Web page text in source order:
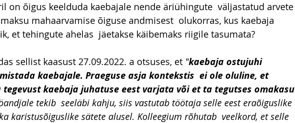
on õigus keelduda kaebajale nende äriühingute  väljastatud arvete
mahaarvamise õiguse andmisest  olukorras, kus kaebaja
et tehingute ahelas  jäetakse käibemaks riigile tasumata?
sellist kaasust 27.09.2022. a otsuses, et "kaebaja ostujuhi
kaebajale. Praeguse asja kontekstis  ei ole oluline, et
kaebaja juhatuse eest varjata või et ta tegutses omakasu
tekib  seeläbi kahju, siis vastutab töötaja selle eest eraõiguslike
karistusõiguslike sätete alusel. Kolleegium rõhutab  veelkord, et selle